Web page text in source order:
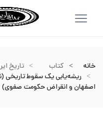
خانه کتاب
تاریخ
ریشه‌یابی یک سقوط
اصفهان و انقراض حکومت صفوی)